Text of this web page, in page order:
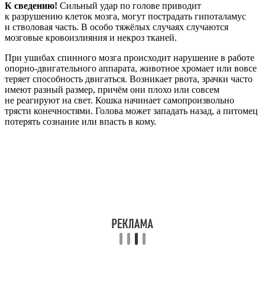
К сведению! Сильный удар по голове приводит
к разрушению клеток мозга, могут пострадать гипоталамус
и стволовая часть. В особо тяжёлых случаях случаются
мозговые кровоизлияния и некроз тканей.
При ушибах спинного мозга происходит нарушение в работе
опорно-двигательного аппарата, животное хромает или вовсе
теряет способность двигаться. Возникает рвота, зрачки часто
имеют разный размер, причём они плохо или совсем
не реагируют на свет. Кошка начинает самопроизвольно
трясти конечностями. Голова может западать назад, а питомец
потерять сознание или впасть в кому.